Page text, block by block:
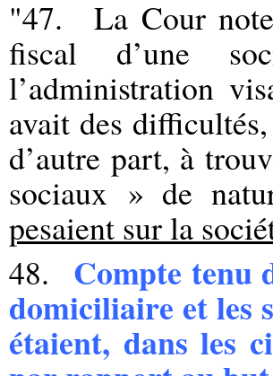
"47. La Cour note
fiscal d’une
l’administration
avait des
d’autre part, à
sociaux » de
pesaient sur la
48. Compte tenu
domiciliaire et les
étaient, dans les